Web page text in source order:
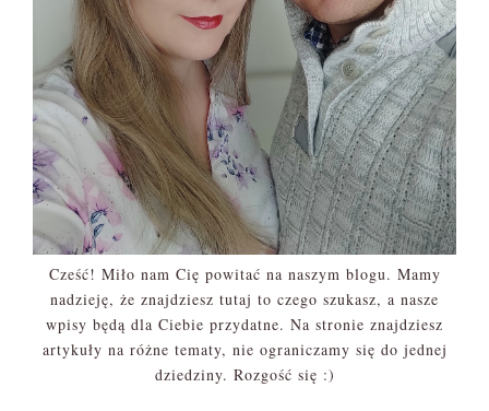
Cześć! Miło nam Cię powitać na naszym blogu. Mamy
nadzieję, że znajdziesz tutaj to czego szukasz, a nasze
wpisy będą dla Ciebie przydatne. Na stronie znajdziesz
artykuły na różne tematy, nie ograniczamy się do jednej
dziedziny. Rozgość się :)